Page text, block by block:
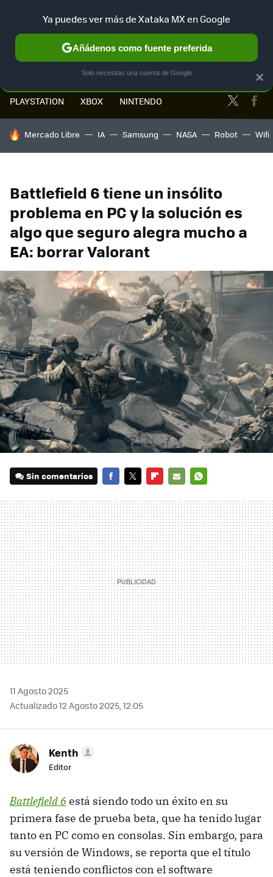
PLAYSTATION XBOX NINTENDO Twitter
HOY SE HABLA DE
Mercado Libre IA Samsung NASA Robot Wifi
Battlefield 6 tiene un insólito
problema en PC y la solución es
algo que seguro alegra mucho a
EA: borrar Valorant
Sin comentarios
MAIL
11 Agosto 2025
Actualizado 12 Agosto 2025, 12:05
Kenth
Editor
Battlefield 6está siendo todo un éxito en su
primera fase de prueba beta, que ha tenido lugar
tanto en PC como en consolas. Sin embargo, para
su versión de Windows, se reporta que el título
está teniendo conflictos con el software
×
Ya puedes ver más de Xataka MX en Google
Añádenos como fuente preferida
Solo necesitas una cuenta de Google